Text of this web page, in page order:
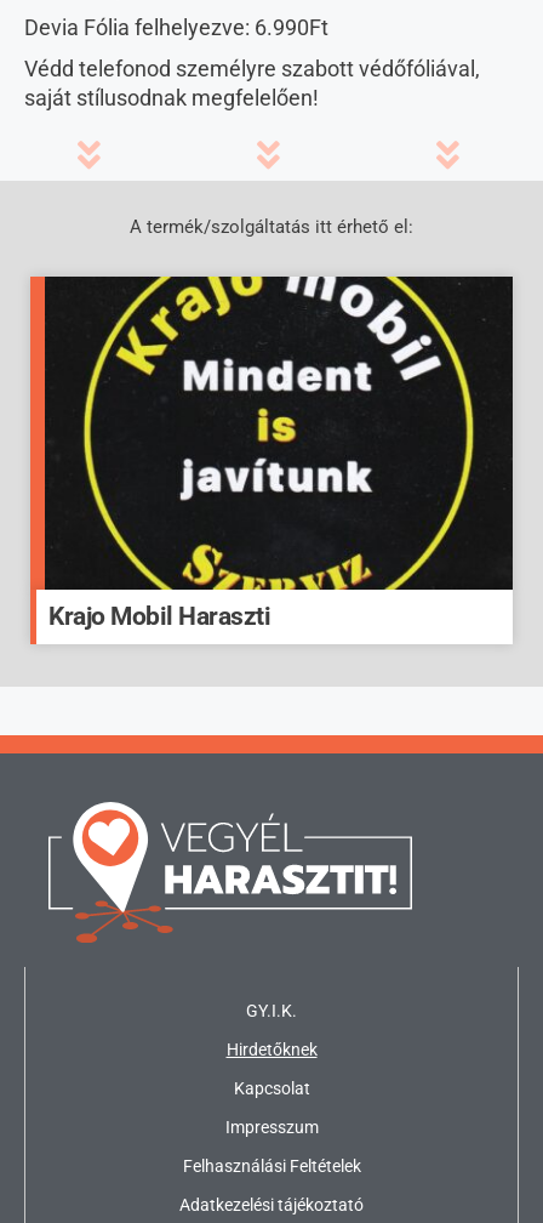
Devia Fólia felhelyezve: 6.990Ft
Védd telefonod személyre szabott védőfóliával,
saját stílusodnak megfelelően!
A termék/szolgáltatás itt érhető el:
Krajo Mobil Haraszti
GY.I.K.
Hirdetőknek
Kapcsolat
Impresszum
Felhasználási Feltételek
Adatkezelési tájékoztató